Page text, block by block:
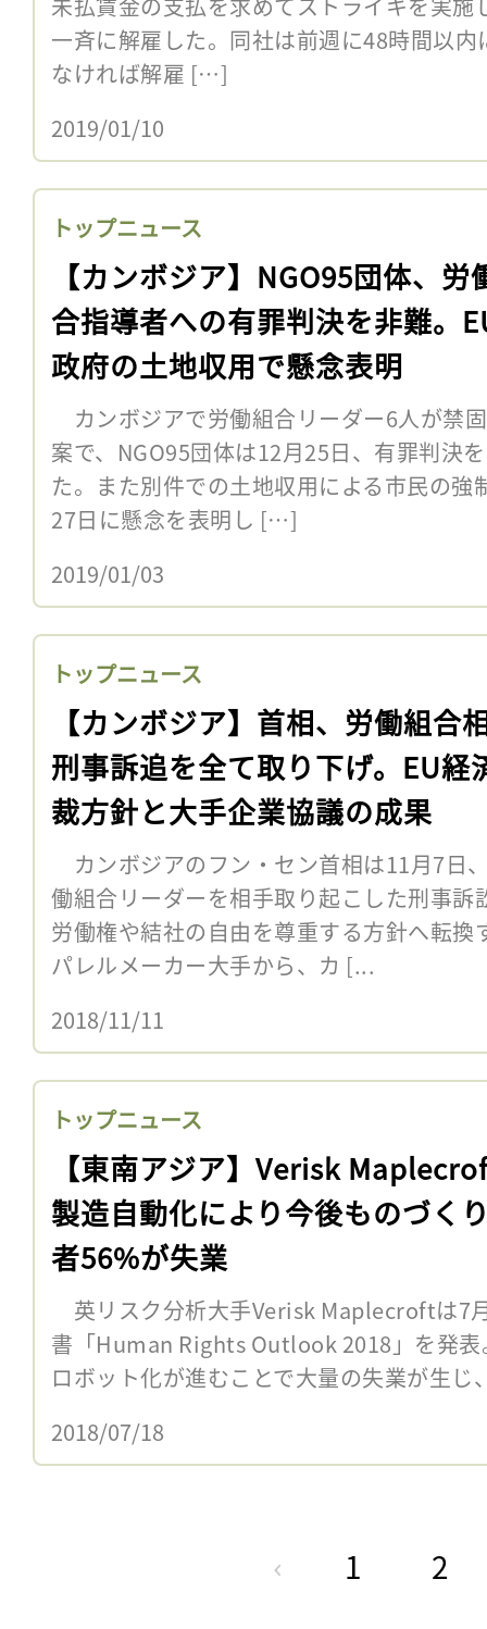
一斉に解雇した。同社は前週に48時間以
なければ解雇 […]
2019/01/10
トップニュース
【カンボジア】NGO95団体、労
合指導者への有罪判決を非難。
政府の土地収用で懸念表明
カンボジアで労働組合リーダー6人が禁
案で、NGO95団体は12月25日、有罪判決
た。また別件での土地収用による市民の強
27日に懸念を表明し […]
2019/01/03
トップニュース
【カンボジア】首相、労働組合
刑事訴追を全て取り下げ。EU経
裁方針と大手企業協議の成果
カンボジアのフン・セン首相は11月7日
働組合リーダーを相手取り起こした刑事訴
労働権や結社の自由を尊重する方針へ転換
パレルメーカー大手から、カ [...
2018/11/11
トップニュース
【東南アジア】Verisk
製造自動化により今後ものづく
者56%が失業
英リスク分析大手Verisk Maplecroftは7
書「Human Rights Outlook 2018」を発表
ロボット化が進むことで大量の失業が生
2018/07/18
1 2